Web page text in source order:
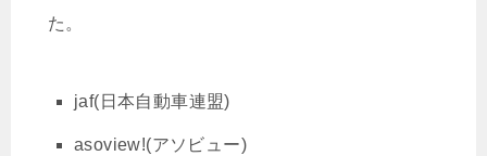
た。
jaf(日本自動車連盟)
asoview!(アソビュー)